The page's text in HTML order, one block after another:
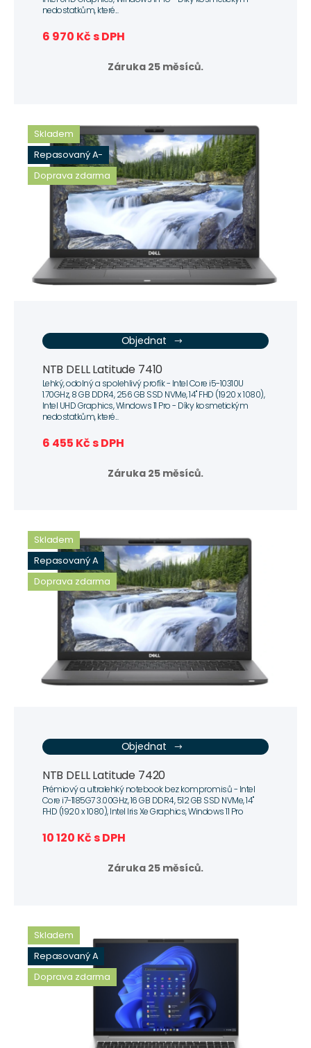
nedostatkům, které...
6 970 Kč s DPH
Záruka 25 měsíců.
Skladem
Repasovaný A-
Doprava zdarma
Objednat
NTB DELL Latitude 7410
Lehký, odolný a spolehlivý profík - Intel Core i5-10310U
1.70GHz, 8 GB DDR4, 256 GB SSD NVMe, 14" FHD (1920 x 1080),
Intel UHD Graphics, Windows 11 Pro - Díky kosmetickým
nedostatkům, které...
6 455 Kč s DPH
Záruka 25 měsíců.
Skladem
Repasovaný A
Doprava zdarma
Objednat
NTB DELL Latitude 7420
Prémiový a ultralehký notebook bez kompromisů - Intel
Core i7-1185G7 3.00GHz, 16 GB DDR4, 512 GB SSD NVMe, 14"
FHD (1920 x 1080), Intel Iris Xe Graphics, Windows 11 Pro
10 120 Kč s DPH
Záruka 25 měsíců.
Skladem
Repasovaný A
Doprava zdarma